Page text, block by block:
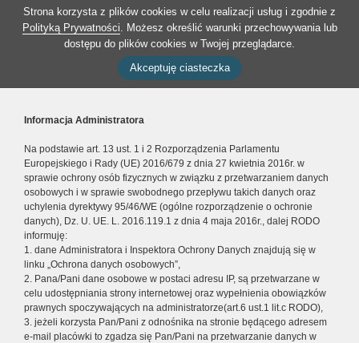
Strona korzysta z plików cookies w celu realizacji usług i zgodnie z
Polityką Prywatności. Możesz określić warunki przechowywania lub
dostępu do plików cookies w Twojej przeglądarce.
Akceptuję ciasteczka
Informacja Administratora
Na podstawie art. 13 ust. 1 i 2 Rozporządzenia Parlamentu
Europejskiego i Rady (UE) 2016/679 z dnia 27 kwietnia 2016r. w
sprawie ochrony osób fizycznych w związku z przetwarzaniem danych
osobowych i w sprawie swobodnego przepływu takich danych oraz
uchylenia dyrektywy 95/46/WE (ogólne rozporządzenie o ochronie
danych), Dz. U. UE. L. 2016.119.1 z dnia 4 maja 2016r., dalej RODO
informuję:
1. dane Administratora i Inspektora Ochrony Danych znajdują się w
linku „Ochrona danych osobowych”,
2. Pana/Pani dane osobowe w postaci adresu IP, są przetwarzane w
celu udostępniania strony internetowej oraz wypełnienia obowiązków
prawnych spoczywających na administratorze(art.6 ust.1 lit.c RODO),
3. jeżeli korzysta Pan/Pani z odnośnika na stronie będącego adresem
e-mail placówki to zgadza się Pan/Pani na przetwarzanie danych w